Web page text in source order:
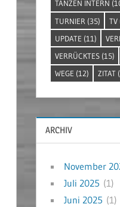
TANZEN INTERN
TURNIER (35) TV
UPDATE (11)
VERRÜCKTES(15)
WEGE (12) ZITAT
ARCHIV
November
Juli 2025 (1)
Juni 2025 (1)